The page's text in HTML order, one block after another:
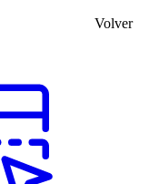
Volver